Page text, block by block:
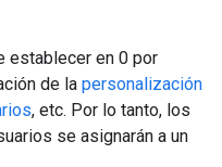
establecer en 0 por
de la personalización
, etc. Por lo tanto, los
se asignarán a un